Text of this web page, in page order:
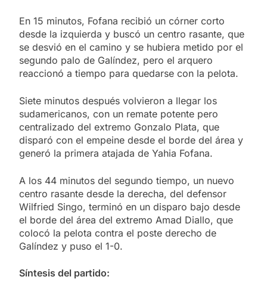
En 15 minutos, Fofana recibió un córner corto
desde la izquierda y buscó un centro rasante, que
se desvió en el camino y se hubiera metido por el
segundo palo de Galíndez, pero el arquero
reaccionó a tiempo para quedarse con la pelota.
Siete minutos después volvieron a llegar los
sudamericanos, con un remate potente pero
centralizado del extremo Gonzalo Plata, que
disparó con el empeine desde el borde del área y
generó la primera atajada de Yahia Fofana.
A los 44 minutos del segundo tiempo, un nuevo
centro rasante desde la derecha, del defensor
Wilfried Singo, terminó en un disparo bajo desde
el borde del área del extremo Amad Diallo, que
colocó la pelota contra el poste derecho de
Galíndez y puso el 1-0.
Síntesis del partido: